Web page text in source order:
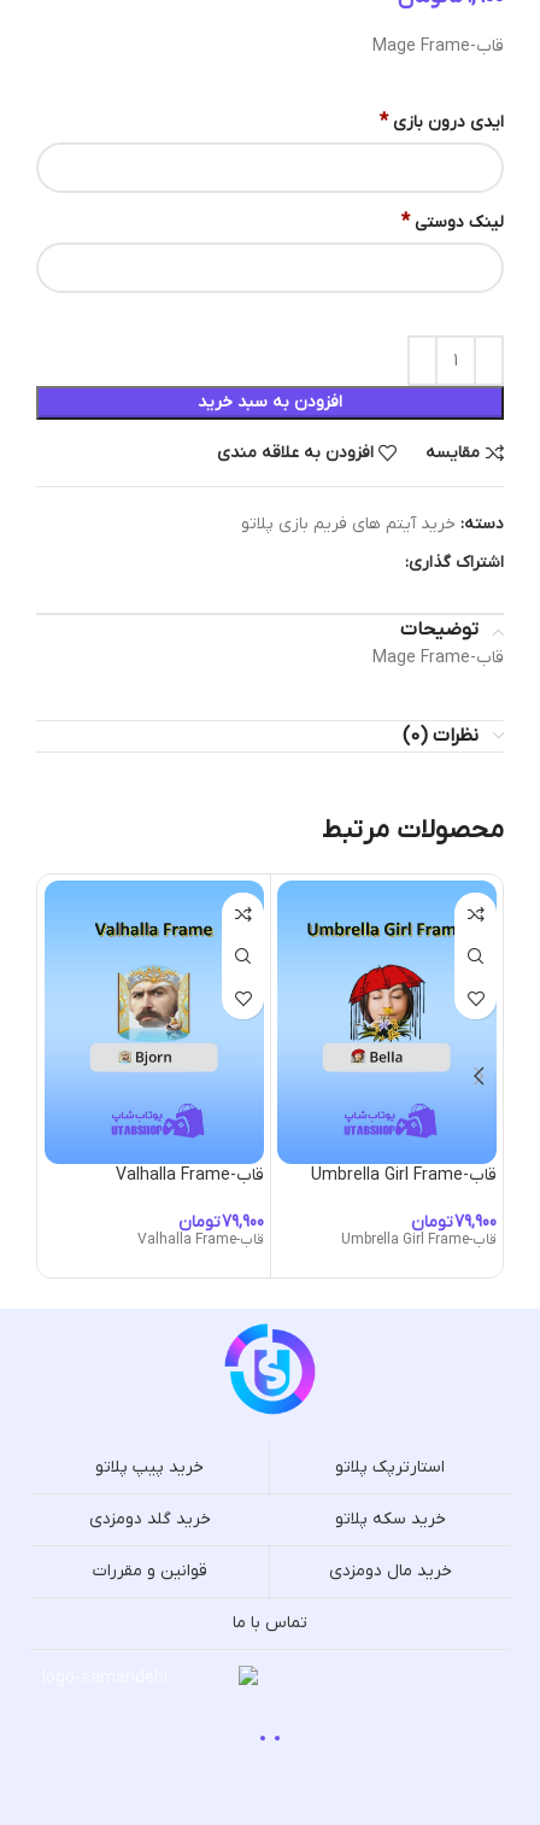
قاب-Mage Frame
ایدی درون بازی *
لینک دوستی *
افزودن به سبد خرید
مقایسه افزودن به علاقه مندی
دسته: خرید آیتم های فریم بازی پلاتو
اشتراک گذاری:
توضیحات
قاب-Mage Frame
نظرات (0)
محصولات مرتبط
قاب-Umbrella Girl Frame
تومان
قاب-Umbrella Girl Frame
قاب-Valhalla Frame
تومان
قاب-Valhalla Frame
استارترپک پلاتو خرید پیپ پلاتو
خرید سکه پلاتو خرید گلد دومزدی
خرید مال دومزدی قوانین و مقررات
تماس با ما